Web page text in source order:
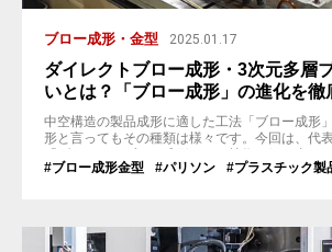
ブロー成形・金型 2025.01.17
ダイレクトブロー成形・3次元多層
いとは？「ブロー成形」の進化を徹
中空構造の製品成形に適した工法「ブロー成形
形と言ってもその種類は様々です。今回は、代
次元多層ブロー成形」に焦点を当て、それぞれ
#ブロー成形金型 #パリソン #プラスチック製